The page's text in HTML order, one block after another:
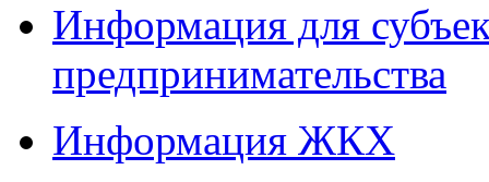
Информация для
предпринимательства
Информация ЖКХ